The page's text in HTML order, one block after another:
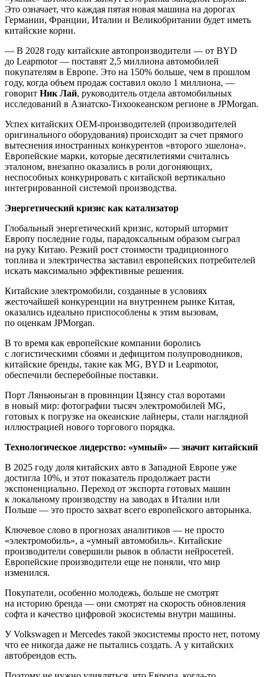
Это означает, что каждая пятая новая машина на дорогах
Германии, Франции, Италии и Великобритании будет иметь
китайские корни.
— В 2028 году китайские автопроизводители — от BYD
до Leapmotor — поставят 2,5 миллиона автомобилей
покупателям в Европе. Это на 150% больше, чем в прошлом
году, когда объем продаж составил около 1 миллиона, —
говорит Ник Лай, руководитель отдела автомобильных
исследований в Азиатско-Тихоокеанском регионе в JPMorgan.
Успех китайских OEM-производителей (производителей
оригинального оборудования) происходит за счет прямого
вытеснения иностранных конкурентов «второго эшелона».
Европейские марки, которые десятилетиями считались
эталоном, внезапно оказались в роли догоняющих,
неспособных конкурировать с китайской вертикально
интегрированной системой производства.
Энергетический кризис как катализатор
Глобальный энергетический кризис, который штормит
Европу последние годы, парадоксальным образом сыграл
на руку Китаю. Резкий рост стоимости традиционного
топлива и электричества заставил европейских потребителей
искать максимально эффективные решения.
Китайские электромобили, созданные в условиях
жесточайшей конкуренции на внутреннем рынке Китая,
оказались идеально приспособлены к этим вызовам,
по оценкам JPMorgan.
В то время как европейские компании боролись
с логистическими сбоями и дефицитом полупроводников,
китайские бренды, такие как MG, BYD и Leapmotor,
обеспечили бесперебойные поставки.
Порт Ляньюньган в провинции Цзянсу стал воротами
в новый мир: фотографии тысяч электромобилей MG,
готовых к погрузке на океанские лайнеры, стали наглядной
иллюстрацией нового торгового порядка.
Технологическое лидерство: «умный» — значит китайский
В 2025 году доля китайских авто в Западной Европе уже
достигла 10%, и этот показатель продолжает расти
экспоненциально. Переход от экспорта готовых машин
к локальному производству на заводах в Италии или
Польше — это просто захват всего европейского авторынка.
Ключевое слово в прогнозах аналитиков — не просто
«электромобиль», а «умный автомобиль». Китайские
производители совершили рывок в области нейросетей.
Европейские производители еще не поняли, что мир
изменился.
Покупатели, особенно молодежь, больше не смотрят
на историю бренда — они смотрят на скорость обновления
софта и качество цифровой экосистемы внутри машины.
У Volkswagen и Mercedes такой экосистемы просто нет, потому
что ее никогда даже не пытались создать. А у китайских
автобрендов есть.